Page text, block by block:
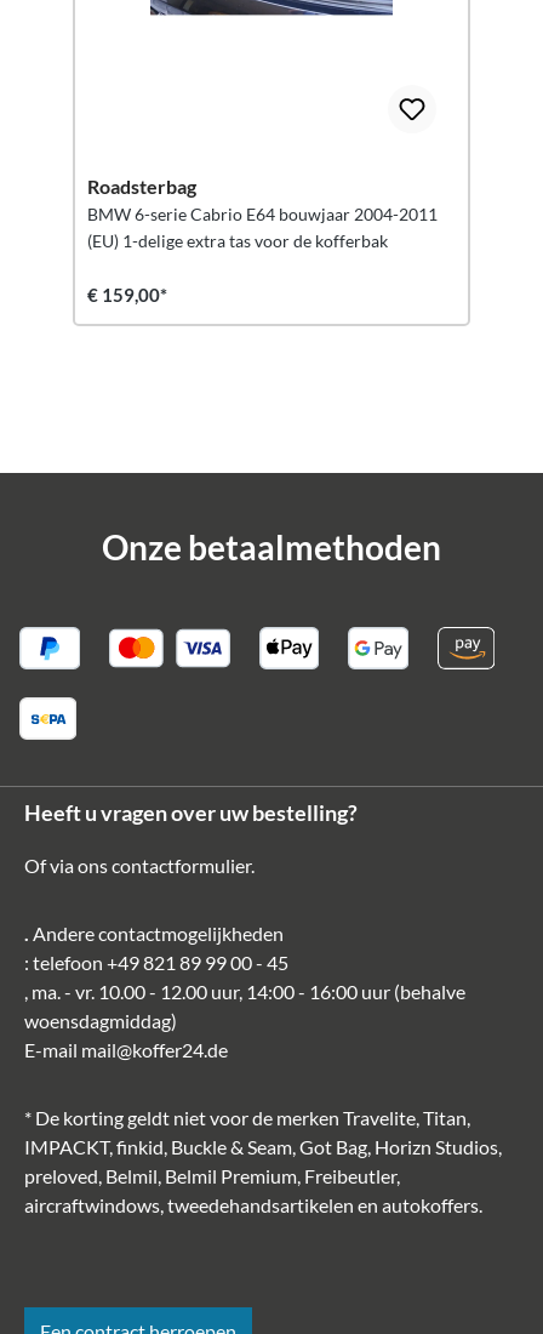
Roadsterbag
BMW 6-serie Cabrio E64 bouwjaar 2004-2011
(EU) 1-delige extra tas voor de kofferbak
€ 159,00*
Onze betaalmethoden
Heeft u vragen over uw bestelling?
Of via onscontactformulier.
. Andere contactmogelijkheden
: telefoon +49 821 89 99 00 - 45
, ma. - vr. 10.00 - 12.00 uur, 14:00 - 16:00 uur (behalve
woensdagmiddag)
E-mail mail@koffer24.de
* De korting geldt niet voor de merken Travelite, Titan,
IMPACKT, finkid, Buckle & Seam, Got Bag, Horizn Studios,
preloved, Belmil, Belmil Premium, Freibeutler,
aircraftwindows, tweedehandsartikelen en autokoffers.